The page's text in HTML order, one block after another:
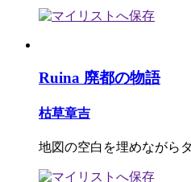
Ruina 廃都の物語
枯草章吉
地図の空白を埋めながら